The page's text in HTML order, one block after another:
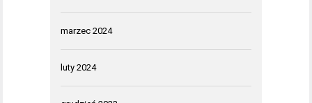
marzec 2024
luty 2024